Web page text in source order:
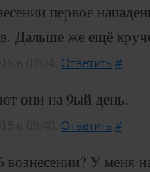
первое
Дальше же ещё
Ответить #
они на 9ый день.
Ответить #
вознесении? У меня